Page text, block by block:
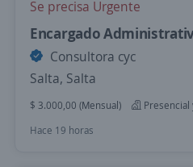
Se precisa Urgente
Encargado
Consultora cyc
Salta, Salta
$ 3.000,00 (Mensual)
Hace 19 horas